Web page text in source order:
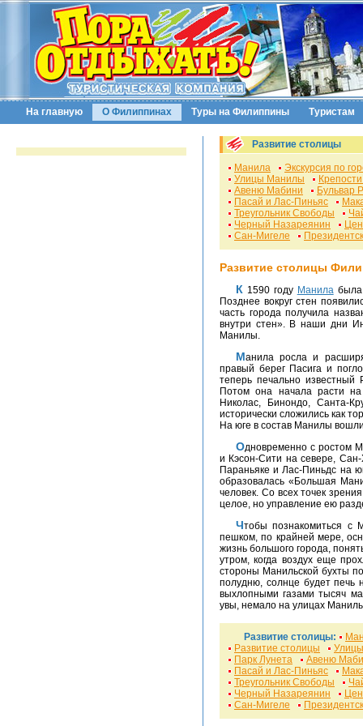
На главную О Филиппинах Туры на Филиппины Туристам
Развитие столицы
Манила
Экскурсия по
Улицы Манилы
Авеню Мабини
Бульвар
Пасай и Лас-Пиньяс
Треугольник Свободы
Черный Назареянин
Сан-Мигеле
Развитие столицы
К 1590 году Манилабыла
Позднее вокруг стен
часть города получила
внутри стен». В наши дни
Манилы.
Манила росла и расширялась прежде всего на север. Она Загнула на
правый берег Пасига и
теперь печально известный
Потом она начала расти
Николас, Бинондо, Санта-
исторически сложились как
На юге в состав Манилы
Одновременно с ростом Манилы росли и окружающие ее города: Калоокан
и Кэсон-Сити на севере,
Параньяке и Лас-Пиньдс на
образовалась «Большая
человек. Со всех точек
целое, но управление ею
Чтобы познакомиться с Манилой поближе, надо не торопясь обойти ее
пешком, по крайней мере,
жизнь большого города,
утром, когда воздух еще
стороны Манильской бухты
полудню, солнце будет печь
выхлопными газами тысяч
увы, немало на улицах
Развитие столицы:
Развитие столицы
Парк Лунета
Авеню
Пасай и Лас-Пиньяс
Треугольник Свободы
Черный Назареянин
Сан-Мигеле